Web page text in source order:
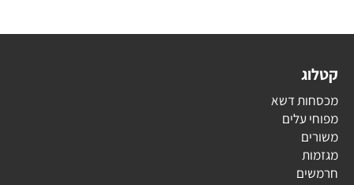
קטלוג
מכסחות דשא
מפוחי עלים
משורים
מגזמות
חרמשים